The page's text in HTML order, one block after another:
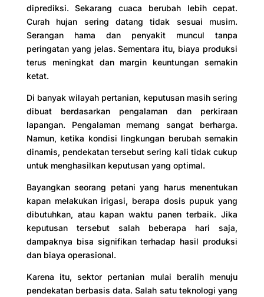
diprediksi. Sekarang cuaca berubah lebih cepat.
Curah hujan sering datang tidak sesuai musim.
Serangan hama dan penyakit muncul tanpa
peringatan yang jelas. Sementara itu, biaya produksi
terus meningkat dan margin keuntungan semakin
ketat.
Di banyak wilayah pertanian, keputusan masih sering
dibuat berdasarkan pengalaman dan perkiraan
lapangan. Pengalaman memang sangat berharga.
Namun, ketika kondisi lingkungan berubah semakin
dinamis, pendekatan tersebut sering kali tidak cukup
untuk menghasilkan keputusan yang optimal.
Bayangkan seorang petani yang harus menentukan
kapan melakukan irigasi, berapa dosis pupuk yang
dibutuhkan, atau kapan waktu panen terbaik. Jika
keputusan tersebut salah beberapa hari saja,
dampaknya bisa signifikan terhadap hasil produksi
dan biaya operasional.
Karena itu, sektor pertanian mulai beralih menuju
pendekatan berbasis data. Salah satu teknologi yang